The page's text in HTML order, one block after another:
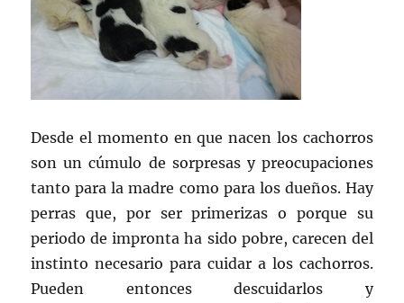
Desde el momento en que nacen los cachorros
son un cúmulo de sorpresas y preocupaciones
tanto para la madre como para los dueños. Hay
perras que, por ser primerizas o porque su
periodo de impronta ha sido pobre, carecen del
instinto necesario para cuidar a los cachorros.
Pueden entonces descuidarlos y